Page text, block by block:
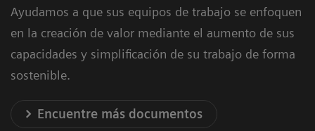
Ayudamos a que sus equipos de trabajo se enfoquen
en la creación de valor mediante el aumento de sus
capacidades y simplificación de su trabajo de forma
sostenible.
Encuentre más documentos